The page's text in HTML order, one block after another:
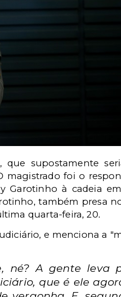
supostamente
magistrado foi o
Garotinho à cadeia
também presa
quarta-feira, 20.
e menciona a
A gente leva
que é ele